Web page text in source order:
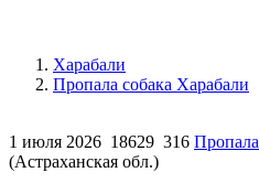
Харабали
Пропала собака Харабали
1 июля 2026 18629 316
(Астраханская обл.)